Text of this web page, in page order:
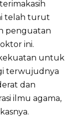
telah turut
penguatan
ini.
untuk
terwujudnya
dan
ilmu agama,